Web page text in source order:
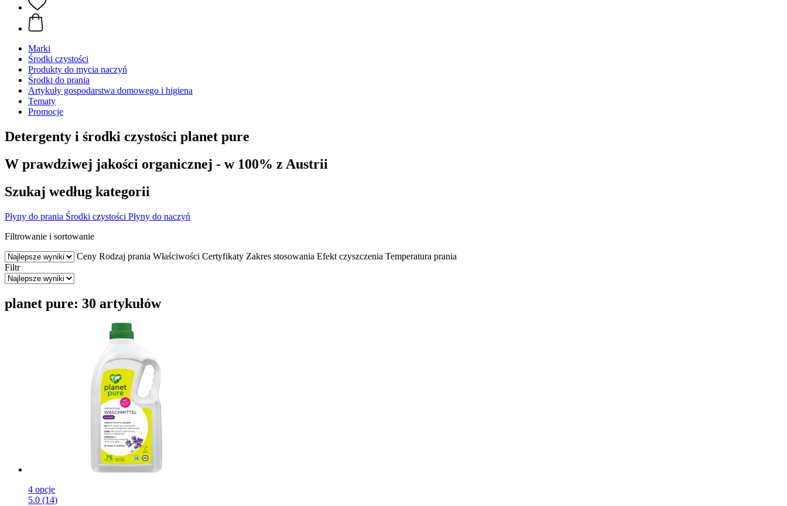
Marki
Środki czystości
Produkty do mycia naczyń
Środki do prania
Artykuły gospodarstwa domowego i higiena
Tematy
Promocje
Detergenty i środki czystości planet pure
W prawdziwej jakości organicznej - w 100% z Austrii
Szukaj według kategorii
Płyny do prania Środki czystości Płyny do naczyń
Filtrowanie i sortowanie
Ceny Rodzaj prania Właściwości Certyfikaty Zakres stosowania Efekt czyszczenia Temperatura prania
Filtr
planet pure: 30 artykułów
4 opcje
5.0 (14)